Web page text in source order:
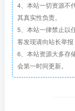
4、本站一切资源不
其真实性负责。
5、本站一律禁止以
客发现请向站长举报
6、本站资源大多存
会第一时间更新。